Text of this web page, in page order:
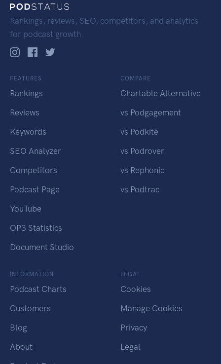
Rankings, reviews, SEO, competitors, and analytics
for podcast growth.
FEATURES
Rankings
Reviews
Keywords
SEO Analyzer
Competitors
Podcast Page
YouTube
OP3 Statistics
Document Studio
COMPARE
Chartable Alternative
vs Podgagement
vs Podkite
vs Podrover
vs Rephonic
vs Podtrac
INFORMATION
Podcast Charts
Customers
Blog
About
LEGAL
Cookies
Manage Cookies
Privacy
Legal